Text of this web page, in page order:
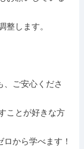
、ご安心くださ
ことが好きな方
から学べます！